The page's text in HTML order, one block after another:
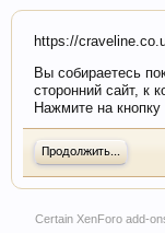
https://
Вы собираетесь
сторонний сайт, к
Нажмите на
Продолжить...
Certain XenForo add-